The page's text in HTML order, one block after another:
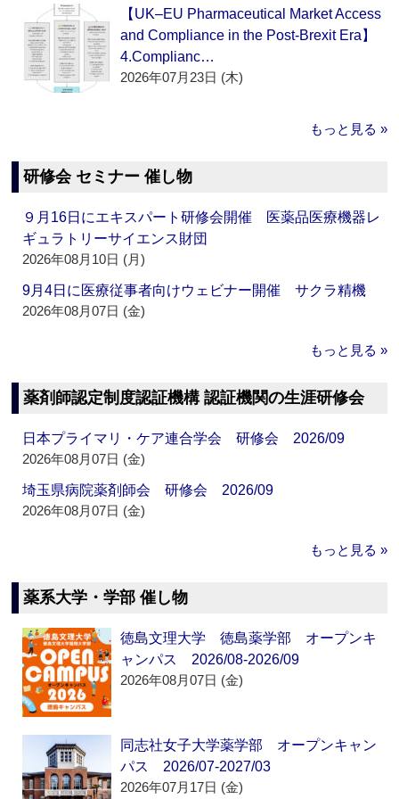
【UK–EU Pharmaceutical Market Access
and Compliance in the Post-Brexit Era】
4.Complianc…
2026年07月23日 (木)
もっと見る »
研修会 セミナー 催し物
９月16日にエキスパート研修会開催 医薬品医療機器レ
ギュラトリーサイエンス財団
2026年08月10日 (月)
9月4日に医療従事者向けウェビナー開催 サクラ精機
2026年08月07日 (金)
もっと見る »
薬剤師認定制度認証機構 認証機関の生涯研修会
日本プライマリ・ケア連合学会 研修会 2026/09
2026年08月07日 (金)
埼玉県病院薬剤師会 研修会 2026/09
2026年08月07日 (金)
もっと見る »
薬系大学・学部 催し物
徳島文理大学 徳島薬学部 オープンキ
ャンパス 2026/08-2026/09
2026年08月07日 (金)
同志社女子大学薬学部 オープンキャン
パス 2026/07-2027/03
2026年07月17日 (金)